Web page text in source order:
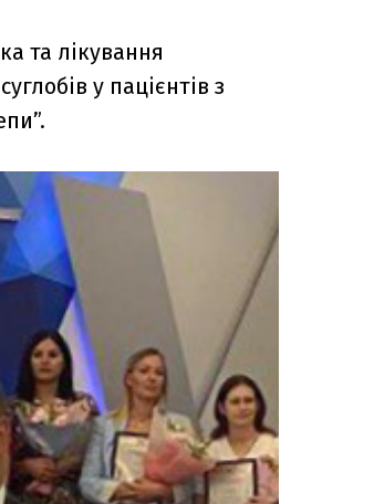
та лікування
у пацієнтів з